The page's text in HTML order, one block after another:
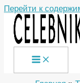
Перейти к